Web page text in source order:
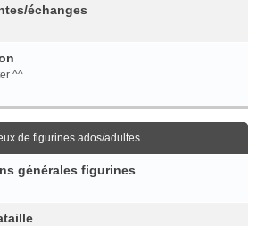
échanges
^^
de figurines ados/adultes
générales figurines